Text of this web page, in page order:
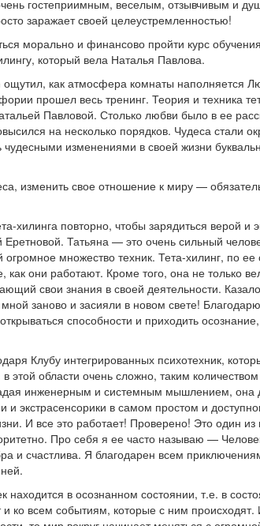
гостеприимным, веселым, отзывчивым и
заражает своей целеустремленностью!
морально и финансово пройти курс
который вела Наталья Павлова.
как атмосфера комнаты наполняется
прошел весь тренинг. Теория и техника
Павловой. Столько любви было в ее
на несколько порядков. Чудеса стали
чудесными изменениями в своей жизни
изменить свое отношение к миру —
хилинга повторно, чтобы зарядиться верой и
Татьяна — это очень сильный
огромное множество техник. Тета-хилинг, по ее
они работают. Кроме того, она не только
свои знания в своей деятельности.
заново и засияли в новом свете!
способности и приходить осознание,
Клубу интегрированных психотехник,
этой области очень сложно, таким количеством
инженерным и системным мышлением, она
и экстрасенсорики в самом простом и
И все это работает! Проверено! Это один из
Про себя я ее часто называю —
и счастлива. Я благодарен всем
находится в осознанном состоянии, т.е. в
и ко всем событиям, которые с ним происходят.